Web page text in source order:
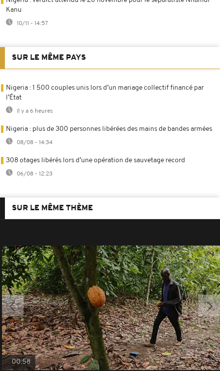
Kanu
10/11 - 14:57
SUR LE MÊME PAYS
Nigeria : 1 500 couples unis lors d’un mariage collectif financé par
l’État
Il y a 6 heures
Nigeria : plus de 300 personnes libérées des mains de bandes armées
08/08 - 14:34
308 otages libérés lors d’une opération de sauvetage record
06/08 - 12:23
SUR LE MÊME THÈME
00:58